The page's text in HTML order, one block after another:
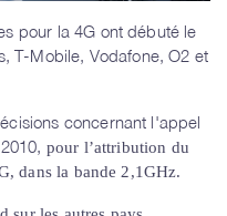
pour la 4G ont débuté le
T-Mobile, Vodafone, O2 et
concernant l'appel
pour l’attribution du
dans la bande 2,1GHz.